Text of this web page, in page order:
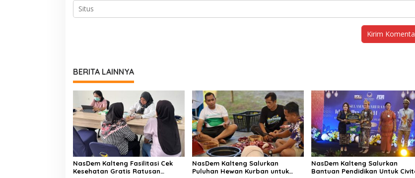
BERITA LAINNYA
NasDem Kalteng Fasilitasi Cek
Kesehatan Gratis Ratusan
NasDem Kalteng Salurkan
Puluhan Hewan Kurban untuk
NasDem Kalteng Salurkan
Bantuan Pendidikan Untuk